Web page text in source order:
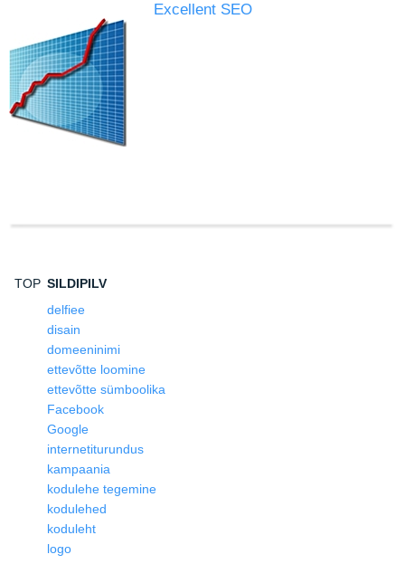
Excellent SEO
TOP SILDIPILV
delfiee
disain
domeeninimi
ettevõtte loomine
ettevõtte sümboolika
Facebook
Google
internetiturundus
kampaania
kodulehe tegemine
kodulehed
koduleht
logo